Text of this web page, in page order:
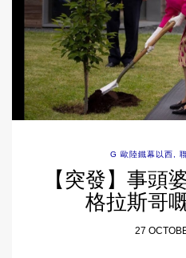
G 歐陸鐵幕以西
【突發】事頭
格拉斯哥
27